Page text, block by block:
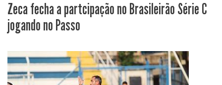
Zeca fecha a partcipação no Brasileirão Série C
jogando no Passo